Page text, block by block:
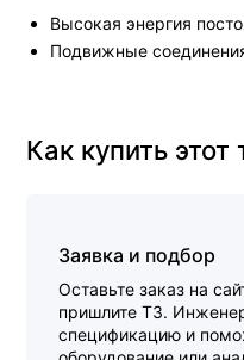
Высокая энергия
Подвижные
Как купить этот
Заявка и подбор
Оставьте заказ на
пришлите ТЗ.
спецификацию и